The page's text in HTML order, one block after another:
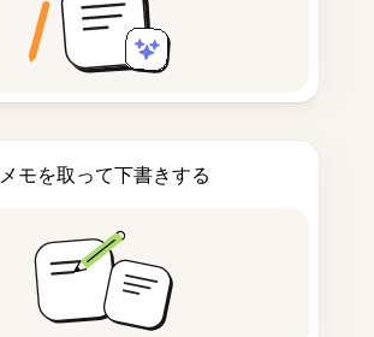
メモを取って下書きする